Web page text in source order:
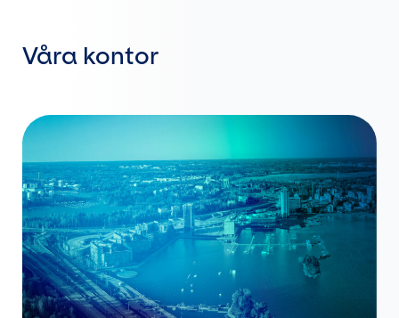
Våra kontor